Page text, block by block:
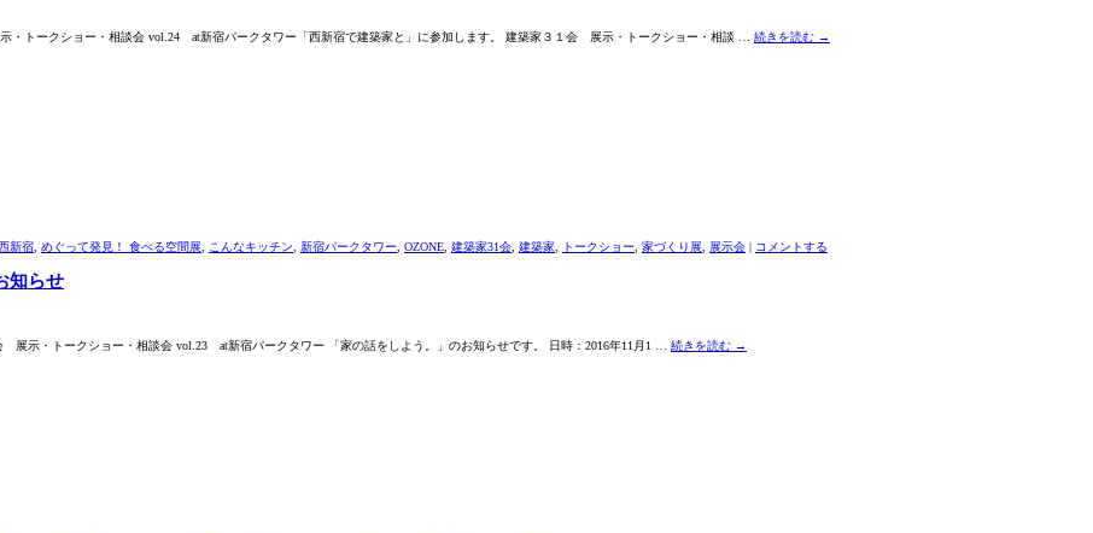
・トークショー・相談会 vol.24 at新宿パークタワー「西新宿で建築家と」に参加します。 建築家３１会 展示・トークショー・相談 … 続きを読む →
新宿 めぐって発見！ 食べる空間展 こんなキッチン 新宿パークタワー OZONE 建築家31会 建築家 トークショー 家づくり展 展示会 | コメントする
知らせ
展示・トークショー・相談会 vol.23 at新宿パークタワー 「家の話をしよう。」のお知らせです。 日時：2016年11月1 … 続きを読む →